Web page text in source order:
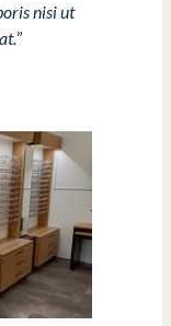
nisi ut
”